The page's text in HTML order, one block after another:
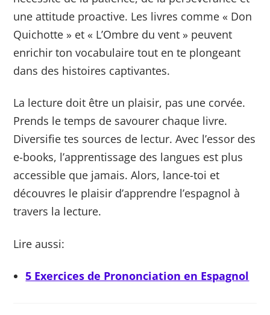
une attitude proactive. Les livres comme « Don
Quichotte » et « L’Ombre du vent » peuvent
enrichir ton vocabulaire tout en te plongeant
dans des histoires captivantes.
La lecture doit être un plaisir, pas une corvée.
Prends le temps de savourer chaque livre.
Diversifie tes sources de lectur. Avec l’essor des
e-books, l’apprentissage des langues est plus
accessible que jamais. Alors, lance-toi et
découvres le plaisir d’apprendre l’espagnol à
travers la lecture.
Lire aussi:
5 Exercices de Prononciation en Espagnol